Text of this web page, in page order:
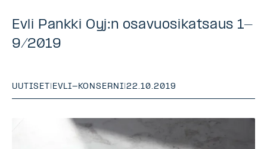
Evli Pankki Oyj:n osavuosikatsaus 1-
9/2019
UUTISET EVLI-KONSERNI |22.10.2019